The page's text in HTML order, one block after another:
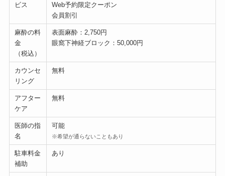
ビス
Web予約限定クーポン
会員割引
麻酔の料
金
（税込）
表面麻酔：2,750円
眼窩下神経ブロック：50,000円
カウンセ
リング
無料
アフター
ケア
無料
医師の指
名
可能
※希望が通らないこともあり
駐車料金
補助
あり